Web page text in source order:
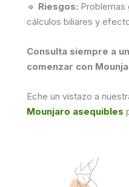
🔹 Riesgos: Problemas
cálculos biliares y
Consulta siempre a
comenzar con
Eche un vistazo a
Mounjaro asequibles